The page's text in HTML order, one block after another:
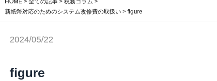
HOME > 全ての記事 > 税務コラム >
新紙幣対応のためのシステム改修費の取扱い > figure
2024/05/22
figure